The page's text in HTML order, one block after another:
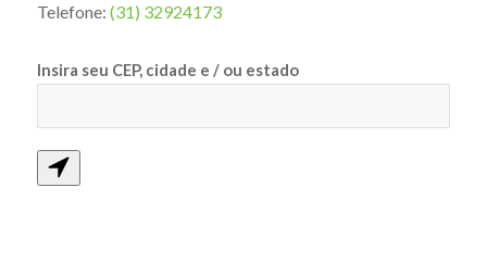
Telefone: (31) 32924173
Insira seu CEP, cidade e / ou estado